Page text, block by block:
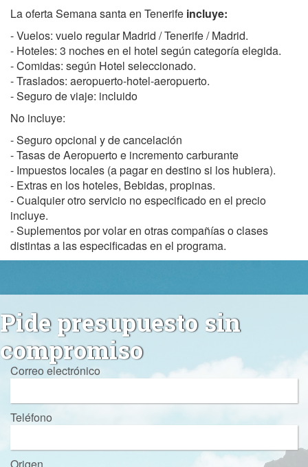
La oferta Semana santa en Tenerife incluye:
- Vuelos: vuelo regular Madrid / Tenerife / Madrid.
- Hoteles: 3 noches en el hotel según categoría elegida.
- Comidas: según Hotel seleccionado.
- Traslados: aeropuerto-hotel-aeropuerto.
- Seguro de viaje: incluido
No incluye:
- Seguro opcional y de cancelación
- Tasas de Aeropuerto e incremento carburante
- Impuestos locales (a pagar en destino si los hubiera).
- Extras en los hoteles, Bebidas, propinas.
- Cualquier otro servicio no especificado en el precio
incluye.
- Suplementos por volar en otras compañías o clases
distintas a las especificadas en el programa.
Pide presupuesto sin
compromiso
Correo electrónico
Teléfono
Origen